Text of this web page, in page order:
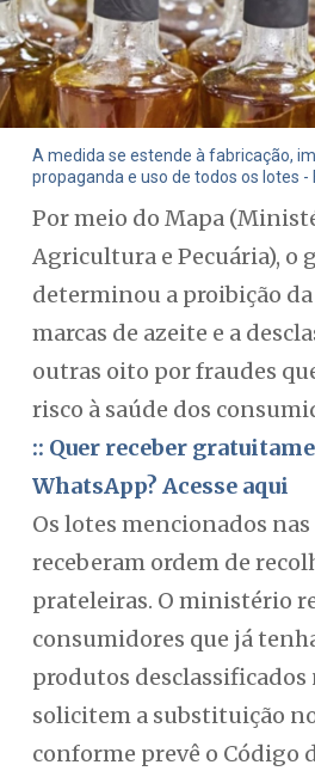
A medida se estende à fabricação,
propaganda e uso de todos os lotes -
Por meio do Mapa
Agricultura e Pecuária), o
determinou a proibição
marcas de azeite e a
outras oito por fraudes
risco à saúde dos
:: Quer receber
WhatsApp? Acesse aqui
Os lotes mencionados nas
receberam ordem de
prateleiras. O ministério
consumidores que já
produtos
solicitem a substituição
conforme prevê o Código